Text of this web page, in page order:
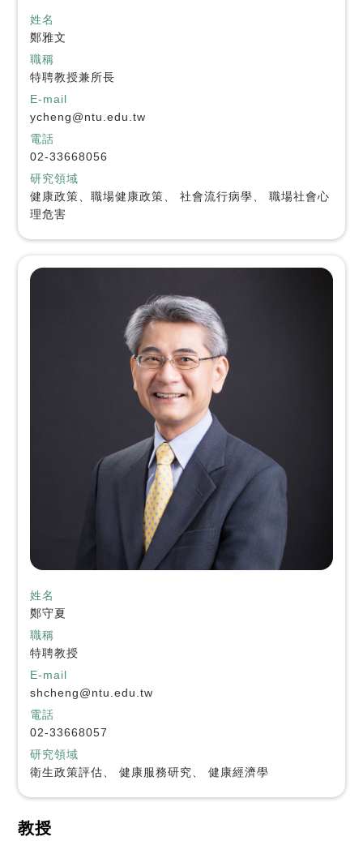
姓名
鄭雅文
職稱
特聘教授兼所長
E-mail
ycheng@ntu.edu.tw
電話
02-33668056
研究領域
健康政策、職場健康政策、 社會流行病學、 職場社會心
理危害
姓名
鄭守夏
職稱
特聘教授
E-mail
shcheng@ntu.edu.tw
電話
02-33668057
研究領域
衛生政策評估、 健康服務研究、 健康經濟學
教授